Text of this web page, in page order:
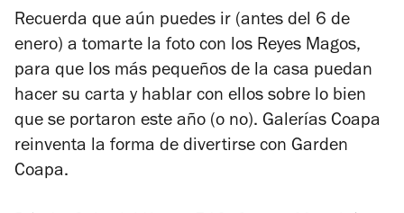
Recuerda que aún puedes ir (antes del 6 de
enero) a tomarte la foto con los Reyes Magos,
para que los más pequeños de la casa puedan
hacer su carta y hablar con ellos sobre lo bien
que se portaron este año (o no). Galerías Coapa
reinventa la forma de divertirse con Garden
Coapa.